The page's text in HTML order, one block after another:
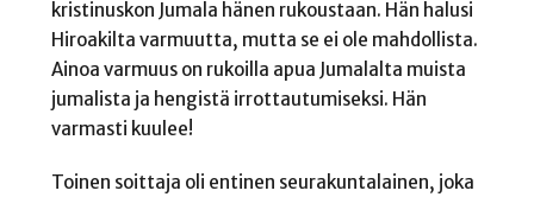
kristinuskon Jumala hänen rukoustaan. Hän halusi
Hiroakilta varmuutta, mutta se ei ole mahdollista.
Ainoa varmuus on rukoilla apua Jumalalta muista
jumalista ja hengistä irrottautumiseksi. Hän
varmasti kuulee!
Toinen soittaja oli entinen seurakuntalainen, joka